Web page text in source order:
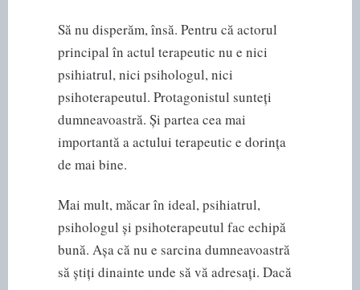
Să nu disperăm, însă. Pentru că actorul
principal în actul terapeutic nu e nici
psihiatrul, nici psihologul, nici
psihoterapeutul. Protagonistul sunteți
dumneavoastră. Și partea cea mai
importantă a actului terapeutic e dorința
de mai bine.
Mai mult, măcar în ideal, psihiatrul,
psihologul și psihoterapeutul fac echipă
bună. Așa că nu e sarcina dumneavoastră
să știți dinainte unde să vă adresați. Dacă